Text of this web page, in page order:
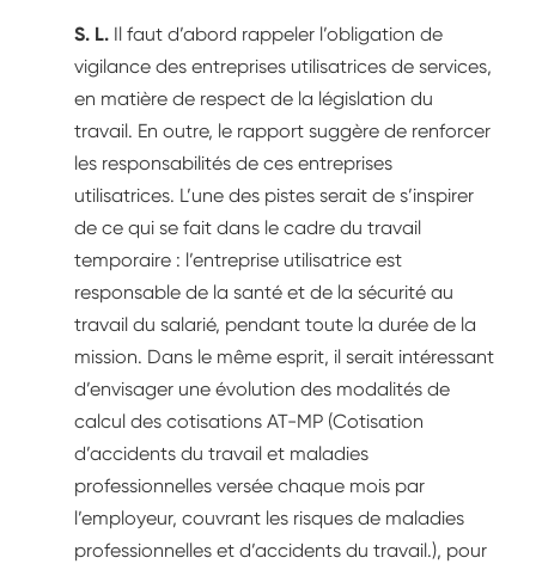
S. L. Il faut d’abord rappeler l’obligation de
vigilance des entreprises utilisatrices de services,
en matière de respect de la législation du
travail. En outre, le rapport suggère de renforcer
les responsabilités de ces entreprises
utilisatrices. L’une des pistes serait de s’inspirer
de ce qui se fait dans le cadre du travail
temporaire : l’entreprise utilisatrice est
responsable de la santé et de la sécurité au
travail du salarié, pendant toute la durée de la
mission. Dans le même esprit, il serait intéressant
d’envisager une évolution des modalités de
calcul des cotisations AT-MP (Cotisation
d’accidents du travail et maladies
professionnelles versée chaque mois par
l’employeur, couvrant les risques de maladies
professionnelles et d’accidents du travail.), pour